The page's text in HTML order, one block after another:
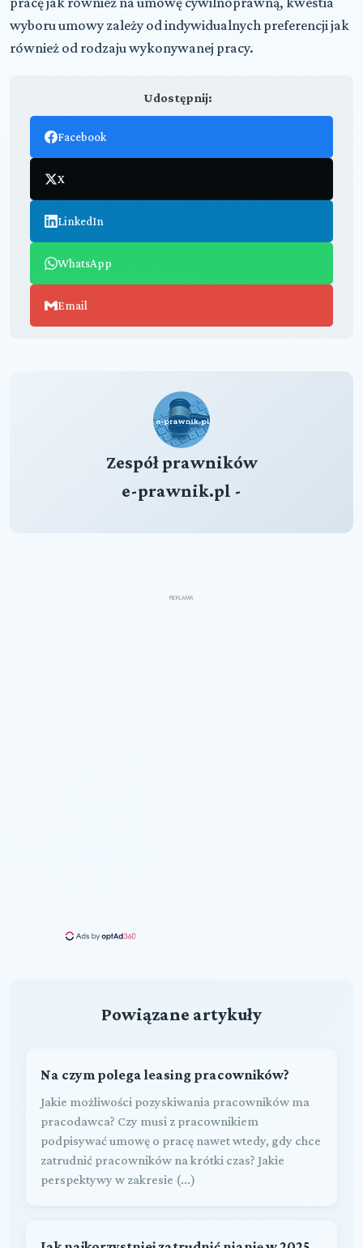
wyboru umowy zależy od indywidualnych preferencji jak
również od rodzaju wykonywanej pracy.
Udostępnij:
Facebook
X
LinkedIn
WhatsApp
Email
Zespół prawników
e-prawnik.pl -
REKLAMA
Powiązane artykuły
Na czym polega leasing pracowników?
Jakie możliwości pozyskiwania pracowników ma
pracodawca? Czy musi z pracownikiem
podpisywać umowę o pracę nawet wtedy, gdy chce
zatrudnić pracowników na krótki czas? Jakie
perspektywy w zakresie (...)